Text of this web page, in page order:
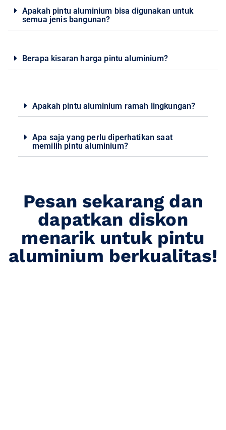
Apakah pintu aluminium bisa digunakan untuk
semua jenis bangunan?
Berapa kisaran harga pintu aluminium?
Apakah pintu aluminium ramah lingkungan?
Apa saja yang perlu diperhatikan saat
memilih pintu aluminium?
Pesan sekarang dan
dapatkan diskon
menarik untuk pintu
aluminium berkualitas!